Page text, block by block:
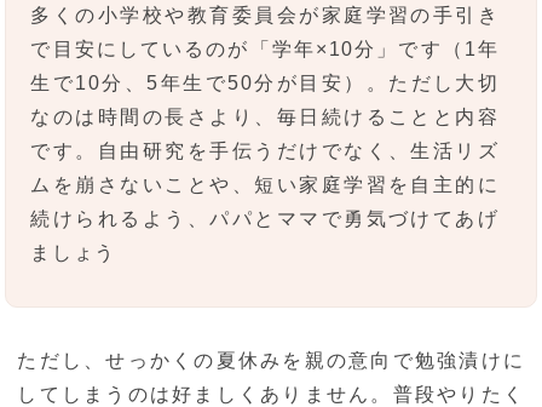
多くの小学校や教育委員会が家庭学習の手引き
で目安にしているのが「学年×10分」です（1年
生で10分、5年生で50分が目安）。ただし大切
なのは時間の長さより、毎日続けることと内容
です。自由研究を手伝うだけでなく、生活リズ
ムを崩さないことや、短い家庭学習を自主的に
続けられるよう、パパとママで勇気づけてあげ
ましょう
ただし、せっかくの夏休みを親の意向で勉強漬けに
してしまうのは好ましくありません。普段やりたく